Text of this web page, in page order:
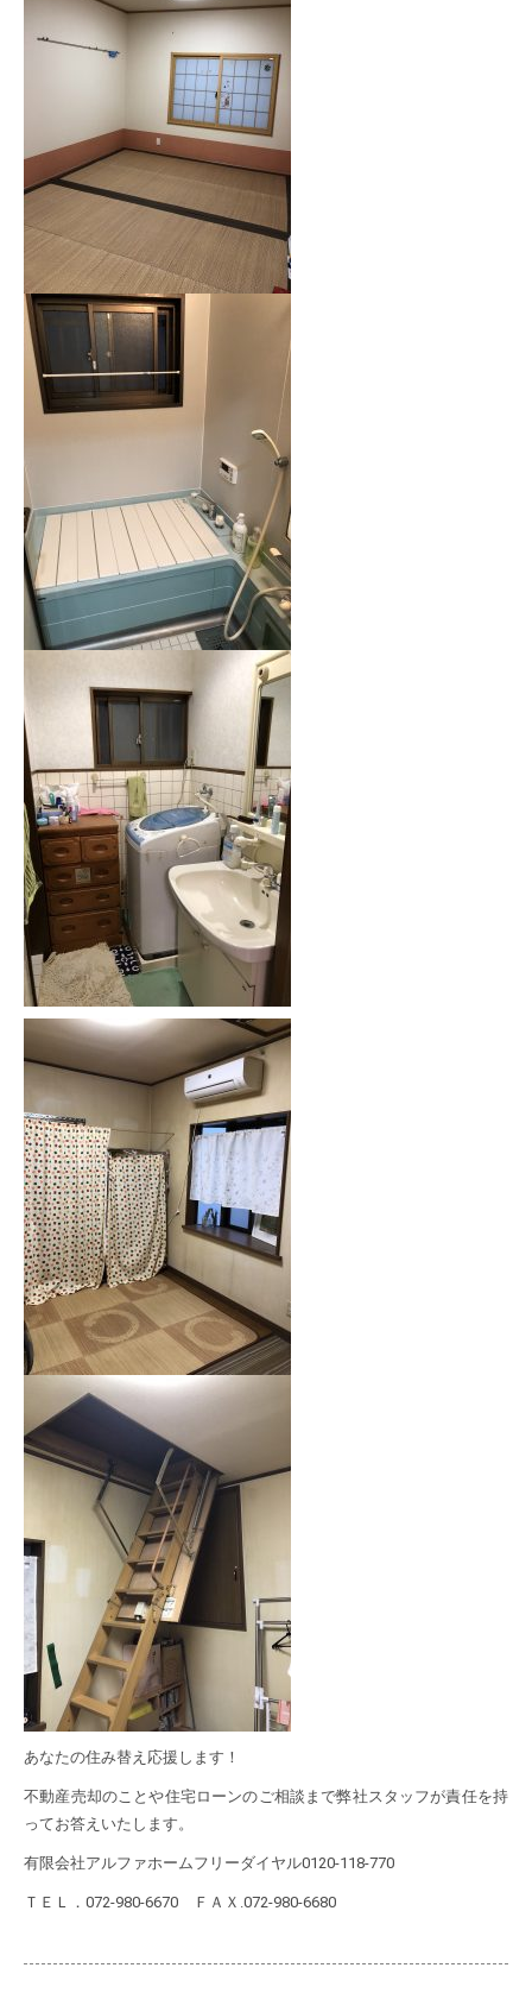
あなたの住み替え応援します！
不動産売却のことや住宅ローンのご相談まで弊社スタッフが責任を持
ってお答えいたします。
有限会社アルファホームフリーダイヤル0120-118-770
ＴＥＬ．072-980-6670 ＦＡＸ.072-980-6680